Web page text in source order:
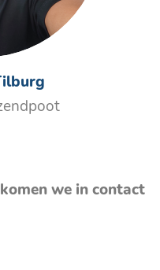
we in contact